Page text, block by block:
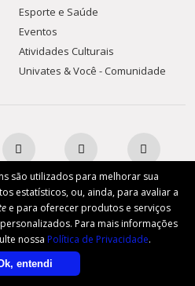
são utilizados para melhorar sua
estatísticos, ou, ainda, para avaliar a
e para oferecer produtos e serviços
Para mais informações
nossa Política de Privacidade.
entendi
Esporte e Saúde
Eventos
Atividades Culturais
Univates & Você - Comunidade
Comunitária